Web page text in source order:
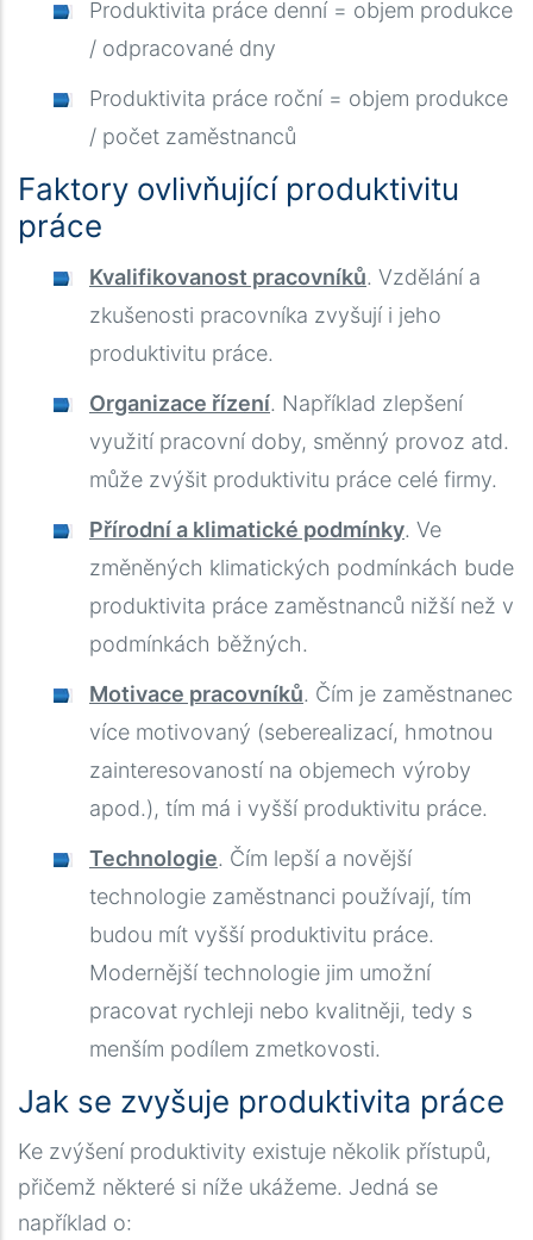
Produktivita práce denní = objem produkce
/ odpracované dny
Produktivita práce roční = objem produkce
/ počet zaměstnanců
Faktory ovlivňující produktivitu
práce
Kvalifikovanost pracovníků. Vzdělání a
zkušenosti pracovníka zvyšují i jeho
produktivitu práce.
Organizace řízení. Například zlepšení
využití pracovní doby, směnný provoz atd.
může zvýšit produktivitu práce celé firmy.
Přírodní a klimatické podmínky. Ve
změněných klimatických podmínkách bude
produktivita práce zaměstnanců nižší než v
podmínkách běžných.
Motivace pracovníků. Čím je zaměstnanec
více motivovaný (seberealizací, hmotnou
zainteresovaností na objemech výroby
apod.), tím má i vyšší produktivitu práce.
Technologie. Čím lepší a novější
technologie zaměstnanci používají, tím
budou mít vyšší produktivitu práce.
Modernější technologie jim umožní
pracovat rychleji nebo kvalitněji, tedy s
menším podílem zmetkovosti.
Jak se zvyšuje produktivita práce
Ke zvýšení produktivity existuje několik přístupů,
přičemž některé si níže ukážeme. Jedná se
například o: